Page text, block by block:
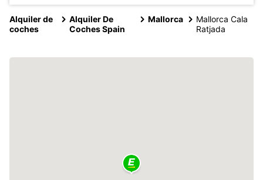
Alquiler de
coches
Alquiler De
Coches Spain
Mallorca
Mallorca Cala
Ratjada